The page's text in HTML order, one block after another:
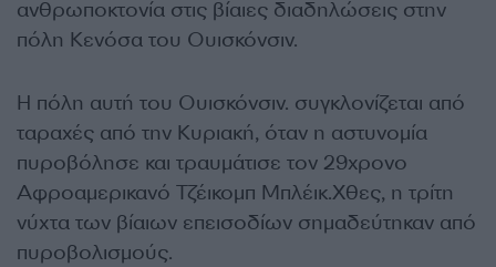
ανθρωποκτονία στις βίαιες διαδηλώσεις στην
πόλη Κενόσα του Ουισκόνσιν.
Η πόλη αυτή του Ουισκόνσιν. συγκλονίζεται από
ταραχές από την Κυριακή, όταν η αστυνομία
πυροβόλησε και τραυμάτισε τον 29χρονο
Αφροαμερικανό Τζέικομπ Μπλέικ.Χθες, η τρίτη
νύχτα των βίαιων επεισοδίων σημαδεύτηκαν από
πυροβολισμούς.